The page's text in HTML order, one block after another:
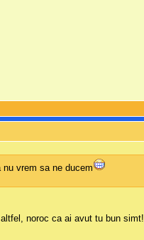
nu vrem sa ne ducem
noroc ca ai avut tu bun simt!